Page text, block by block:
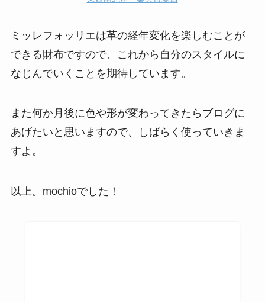
ミッレフォッリエは革の経年変化を楽しむことが
できる財布ですので、これから自分のスタイルに
なじんでいくことを期待しています。
また何か月後に色や形が変わってきたらブログに
あげたいと思いますので、しばらく使っていきま
すよ。
以上。mochioでした！